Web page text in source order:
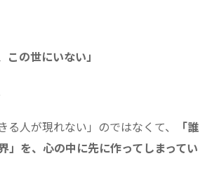
この世にいない」
る人が現れない」のではなくて、
「誰
」を、心の中に先に作ってしまってい